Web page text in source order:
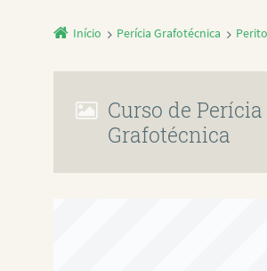
Início Perícia Grafotécnica
Curso de Perícia
Grafotécnica